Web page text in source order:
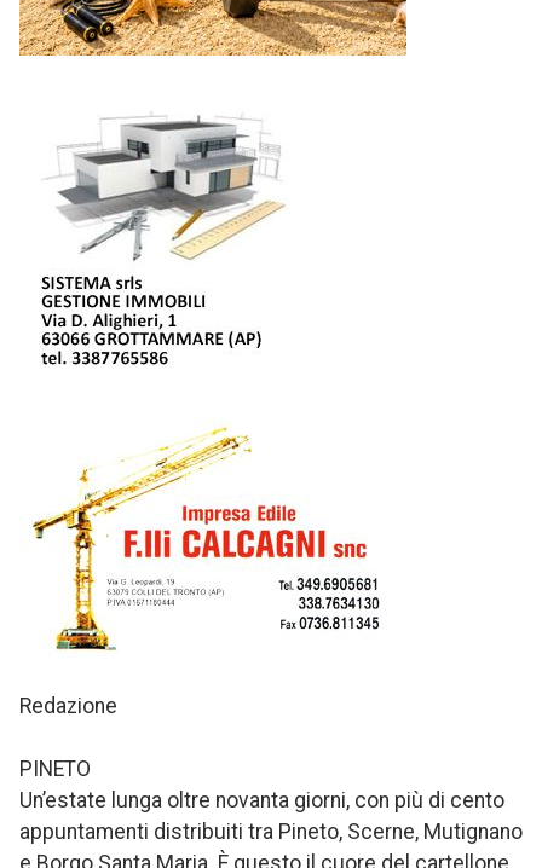
Redazione
PINETO
Un’estate lunga oltre novanta giorni, con più di cento
appuntamenti distribuiti tra Pineto, Scerne, Mutignano
e Borgo Santa Maria. È questo il cuore del cartellone